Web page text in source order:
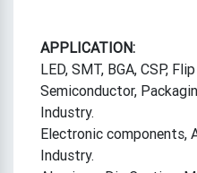
APPLICATION:
LED, SMT, BGA, CSP,
Semiconductor,
Industry.
Electronic
Industry.